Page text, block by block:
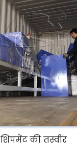
शिपमेंट की तस्वीर